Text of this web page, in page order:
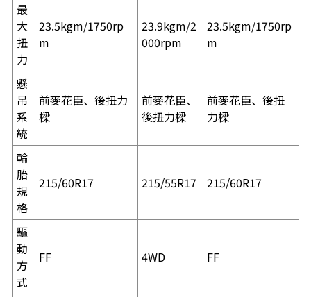
最
大
扭
力
23.5kgm/1750rp
m
23.9kgm/2
000rpm
23.5kgm/1750rp
m
懸
吊
系
統
前麥花臣、後扭力
樑
前麥花臣、
後扭力樑
前麥花臣、後扭
力樑
輪
胎
規
格
215/60R17 215/55R17 215/60R17
驅
動
方
式
FF 4WD FF